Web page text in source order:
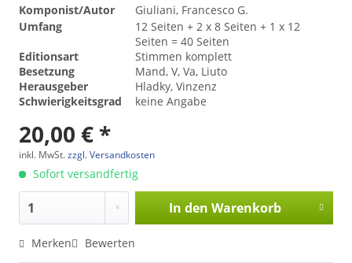
Komponist/Autor
Giuliani, Francesco G.
Umfang
12 Seiten + 2 x 8 Seiten + 1 x 12
Seiten = 40 Seiten
Editionsart
Stimmen komplett
Besetzung
Mand, V, Va, Liuto
Herausgeber
Hladky, Vinzenz
Schwierigkeitsgrad
keine Angabe
20,00 € *
inkl. MwSt.zzgl. Versandkosten
Sofort versandfertig
In den Warenkorb
Merken Bewerten